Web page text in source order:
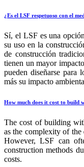
¿Es el LSF respetuoso con el
Sí, el LSF es una
su uso en la
de construcción
tienen un mayor
pueden diseñarse para
más su impacto
How much does it cost to build
The cost of building
as the complexity of the
However, LSF can
construction methods
costs.